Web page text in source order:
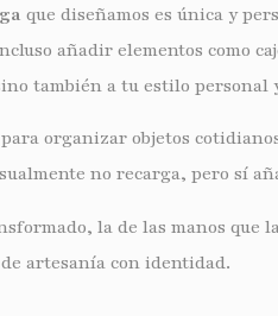
que diseñamos es única y
añadir elementos como
también a tu estilo personal
organizar objetos
no recarga, pero sí
la de las manos que
artesanía con identidad.